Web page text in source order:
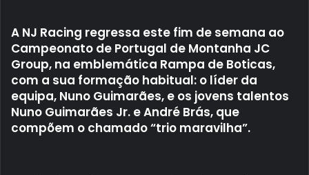
A NJ Racing regressa este fim de semana ao
Campeonato de Portugal de Montanha JC
Group, na emblemática Rampa de Boticas,
com a sua formação habitual: o líder da
equipa, Nuno Guimarães, e os jovens talentos
Nuno Guimarães Jr. e André Brás, que
compõem o chamado “trio maravilha”.